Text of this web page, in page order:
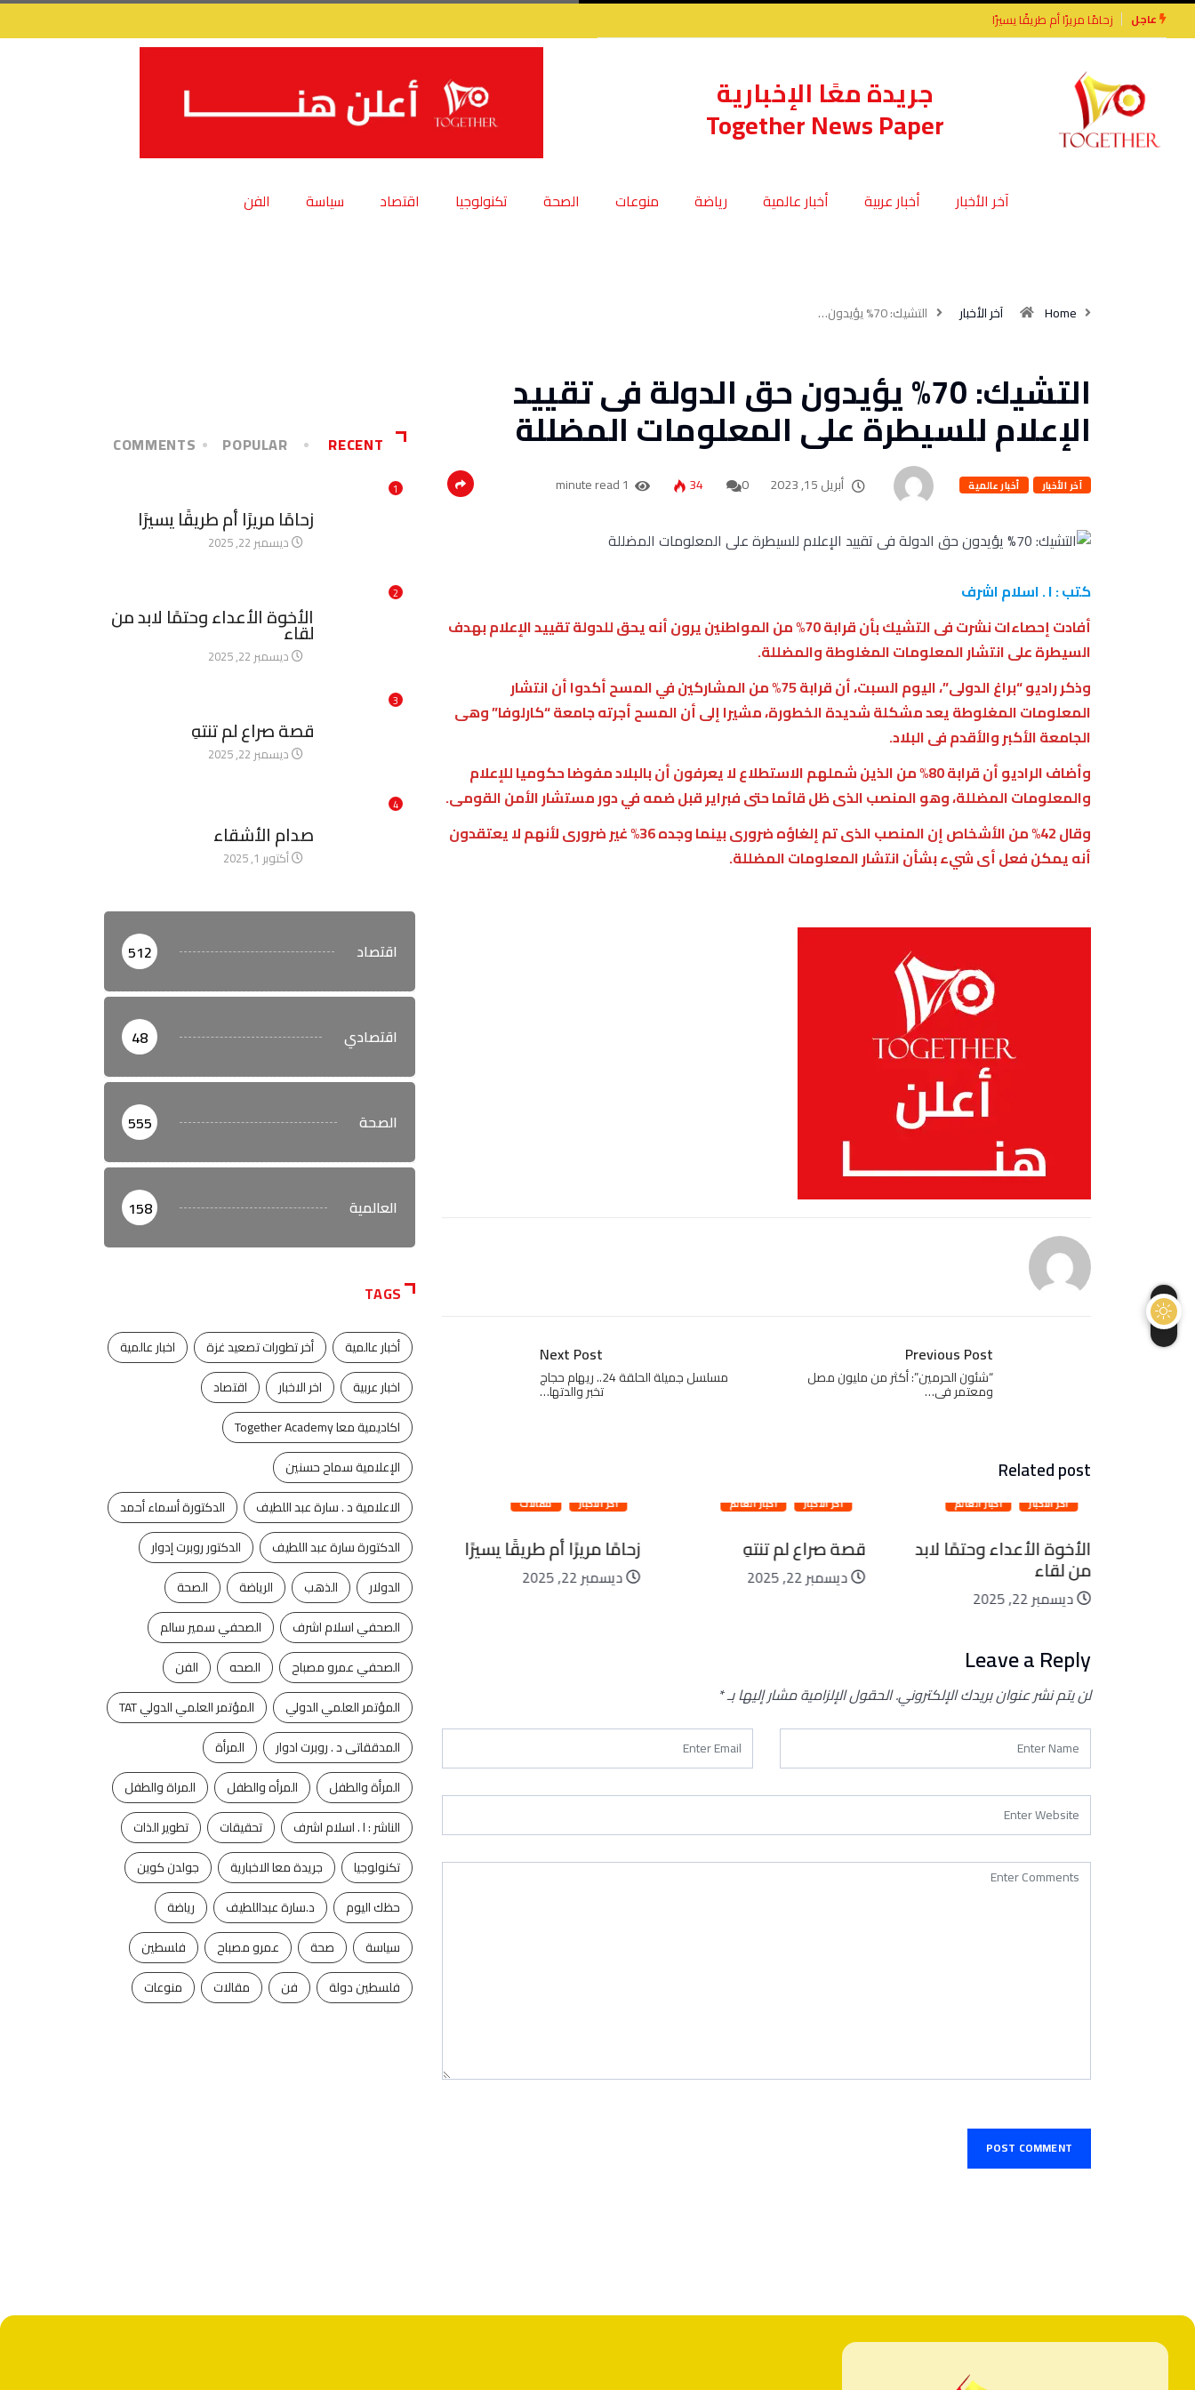
عاجل زحامًا مريرًا أم طريقًا يسيرًا
جريدة معًا الإخبارية
Together News Paper
آخر الأخبار أخبار عربية أخبار عالمية رياضة منوعات الصحة تكنولوجيا اقتصاد سياسة الفن
Home آخر الأخبار التشيك: 70% يؤيدون…
التشيك: 70% يؤيدون حق الدولة فى تقييد
الإعلام للسيطرة على المعلومات المضللة
آخر الأخبار أخبار عالمية أبريل 15, 2023 0
34
1 minute read
كتب : ا . اسلام اشرف
أفادت إحصاءات نشرت فى التشيك بأن قرابة 70% من المواطنين يرون أنه يحق للدولة تقييد الإعلام بهدف
السيطرة على انتشار المعلومات المغلوطة والمضللة.
وذكر راديو “براغ الدولى”، اليوم السبت، أن قرابة 75% من المشاركين في المسح أكدوا أن انتشار
المعلومات المغلوطة يعد مشكلة شديدة الخطورة، مشيرا إلى أن المسح أجرته جامعة “كارلوفا” وهى
الجامعة الأكبر والأقدم فى البلاد.
وأضاف الراديو أن قرابة 80% من الذين شملهم الاستطلاع لا يعرفون أن بالبلاد مفوضا حكوميا للإعلام
والمعلومات المضللة، وهو المنصب الذى ظل قائما حتى فبراير قبل ضمه في دور مستشار الأمن القومى.
وقال 42% من الأشخاص إن المنصب الذى تم إلغاؤه ضرورى بينما وجده 36% غير ضرورى لأنهم لا يعتقدون
أنه يمكن فعل أى شيء بشأن انتشار المعلومات المضللة.
Previous Post
“شئون الحرمين”: أكثر من مليون مصل
ومعتمر فى…
Next Post
مسلسل جميلة الحلقة 24.. ريهام حجاج
تخبر والدتها…
Related post
آخر الأخبار أخبار العالم
الأخوة الأعداء وحتمًا لابد
من لقاء
ديسمبر 22, 2025
آخر الأخبار أخبار العالم
قصة صراع لم تنتهِ
ديسمبر 22, 2025
آخر الأخبار مقالات
زحامًا مريرًا أم طريقًا يسيرًا
ديسمبر 22, 2025
آخر الأخبار أخبار العالم
الأخوة الأعداء وحتمًا لابد
من لقاء
ديسمبر 22, 2025
آخر الأخبار
قصة صراع لم تنتهِ
ديسمبر 22, 2025
Leave a Reply
لن يتم نشر عنوان بريدك الإلكتروني.الحقول الإلزامية مشار إليها بـ*
RECENT
POPULAR
COMMENTS
1
زحامًا مريرًا أم طريقًا يسيرًا
ديسمبر 22, 2025
2
الأخوة الأعداء وحتمًا لابد من
لقاء
ديسمبر 22, 2025
3
قصة صراع لم تنتهِ
ديسمبر 22, 2025
4
صدام الأشقاء
أكتوبر 1, 2025
اقتصاد 512
اقتصادي 48
الصحة 555
العالمية 158
TAGS
أخبار عالمية أخر تطورات تصعيد غزة
اخبار عالمية
اخبار عربية
اخر الاخبار
اقتصاد
اكاديمية معا Together Academy
الإعلامية سماح حسنين
الاعلامية د . سارة عبد اللطيف
الدكتورة أسماء أحمد
الدكتورة سارة عبد اللطيف
الدكتور روبرت إدوار
الدولار
الذهب الرياضة
الصحة
الصحفي اسلام اشرف
الصحفي سمير سالم
الصحفي عمرو مصباح
الصحه
الفن
المؤتمر العلمي الدولي
المؤتمر العلمي الدولي TAT
المدققاتى د . روبرت ادوار
المرأة
المرأة والطفل
المرأه والطفل
المراة والطفل
الناشر : ا . اسلام اشرف
تحقيقات
تطوير الذات
تكنولوجيا
جريدة معا الاخبارية
جولدن كوين
حظك اليوم
د.سارة عبداللطيف
رياضة
سياسة
صحة عمرو مصباح
فلسطين
فلسطين دولة
فن مقالات منوعات